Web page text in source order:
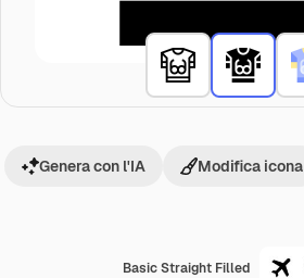
Basic Straight Filled
Genera con l'IA Modifica icona